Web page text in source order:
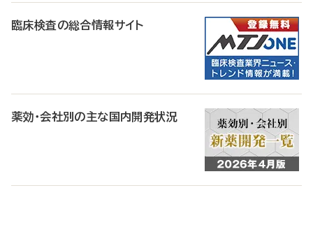
臨床検査の総合情報サイト
薬効・会社別の主な国内開発状況